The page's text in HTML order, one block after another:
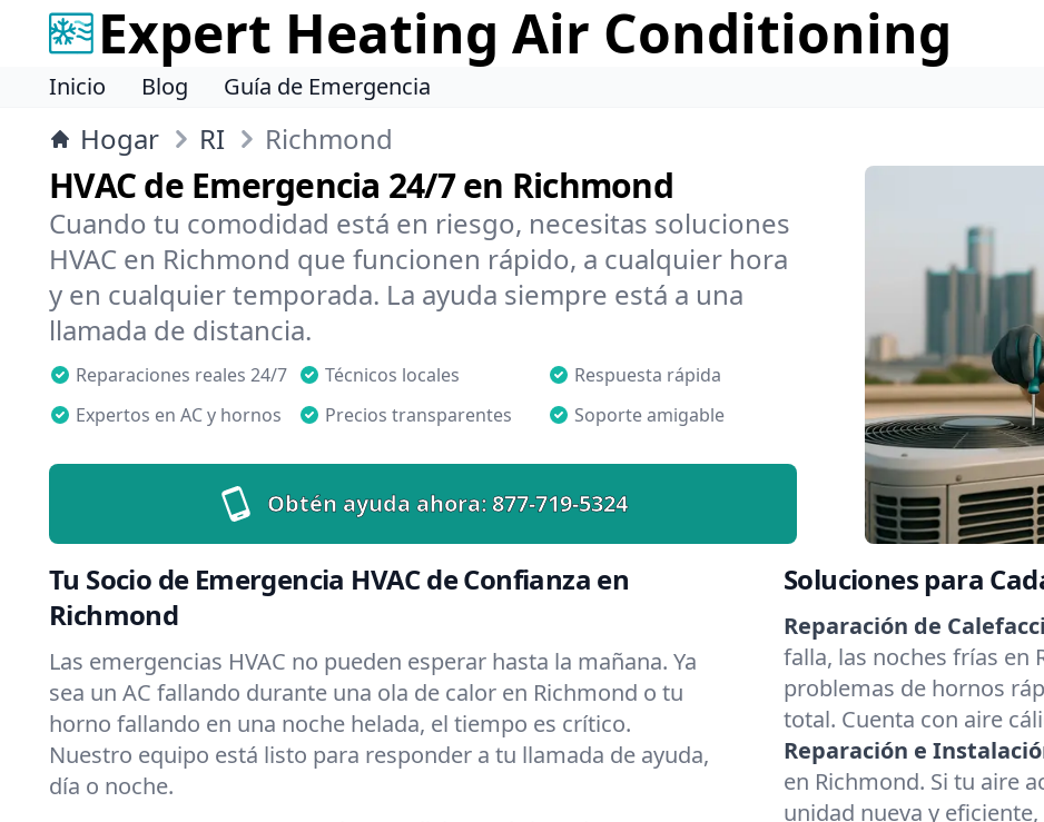
Expert Heating Air Conditioning
Inicio Blog Guía de Emergencia
Hogar RI Richmond
HVAC de Emergencia 24/7 en Richmond
Cuando tu comodidad está en riesgo, necesitas soluciones
HVAC en Richmond que funcionen rápido, a cualquier hora
y en cualquier temporada. La ayuda siempre está a una
llamada de distancia.
Reparaciones reales 24/7 Técnicos locales
Respuesta rápida
Expertos en AC y hornos
Precios transparentes Soporte amigable
Obtén ayuda ahora:877-719-5324
Tu Socio de Emergencia HVAC de Confianza en
Richmond
Las emergencias HVAC no pueden esperar hasta la mañana. Ya
sea un AC fallando durante una ola de calor en Richmond o tu
horno fallando en una noche helada, el tiempo es crítico.
Nuestro equipo está listo para responder a tu llamada de ayuda,
día o noche.
Soluciones para
Reparación de
falla, las noches frías en
problemas de hornos
total. Cuenta con aire
Reparación e
en Richmond. Si tu aire
unidad nueva y